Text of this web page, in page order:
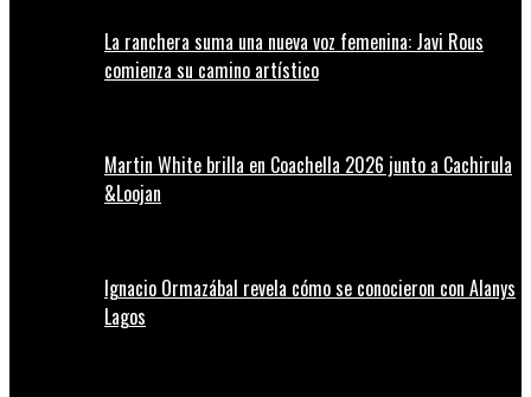
La ranchera suma una nueva voz femenina: Javi Rous
comienza su camino artístico
Martin White brilla en Coachella 2026 junto a Cachirula
&Loojan
Ignacio Ormazábal revela cómo se conocieron con Alanys
Lagos